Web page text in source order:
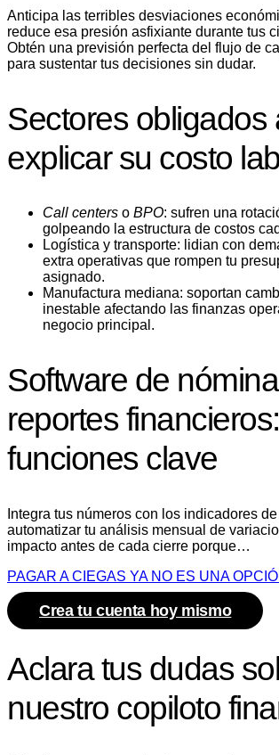
Anticipa las terribles desviaciones
reduce esa presión asfixiante durante tus
Obtén una previsión perfecta del flujo de
para sustentar tus decisiones sin dudar.
Sectores obligados
explicar su costo
Call centers o BPO: sufren una
golpeando la estructura de costos
​Logística y transporte: lidian con
extra operativas que rompen tu
asignado.
​Manufactura mediana: soportan
inestable afectando las finanzas
negocio principal.
Software de
reportes financieros:
funciones clave
Integra tus números con los indicadores
automatizar tu análisis mensual de
impacto antes de cada cierre porque…
PAGAR A CIEGAS YA NO ES UNA
Crea tu cuenta hoy mismo
Aclara tus dudas
nuestro copiloto